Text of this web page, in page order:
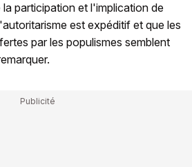
participation et l'implication de
est expéditif et que les
par les populismes semblent